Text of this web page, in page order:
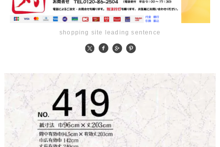
shopping site leading sentence